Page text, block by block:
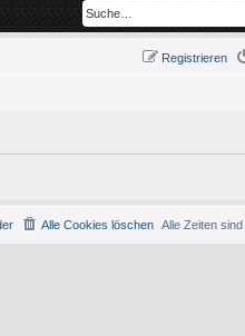
Registrieren
Alle Zeiten sind
Alle Cookies löschen